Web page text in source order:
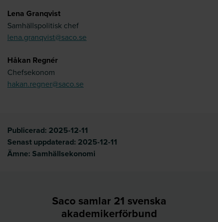
Lena Granqvist
Samhällspolitisk chef
lena.granqvist@saco.se
Håkan Regnér
Chefsekonom
hakan.regner@saco.se
Publicerad: 2025-12-11
Senast uppdaterad: 2025-12-11
Ämne: Samhällsekonomi
Saco samlar 21 svenska
akademikerförbund